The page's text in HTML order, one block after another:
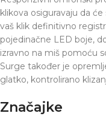
klikova osiguravaju da
vaš klik definitivno
pojedinačne LED boje,
izravno na miš pomoću
Surge također je
glatko, kontrolirano
Značajke